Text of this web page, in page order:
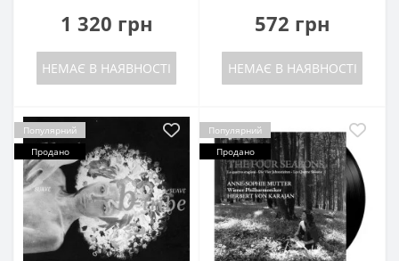
1 320 грн
НЕМАЄ В НАЯВНОСТІ
572 грн
НЕМАЄ В НАЯВНОСТІ
Популярний
Продано
Популярний
Продано